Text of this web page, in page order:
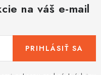
na váš e-mail
PRIHLÁSIŤ SA